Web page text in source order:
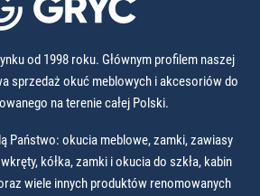
od 1998 roku. Głównym profilem naszej
sprzedaż okuć meblowych i akcesoriów do
na terenie całej Polski.
Państwo: okucia meblowe, zamki, zawiasy
kółka, zamki i okucia do szkła, kabin
wiele innych produktów renomowanych